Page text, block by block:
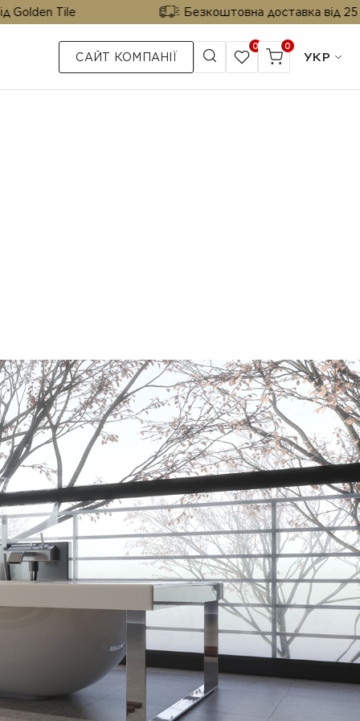
Безкоштовна доставка від 25 м² від
САЙТ КОМПАНІЇ
0 0
УКР